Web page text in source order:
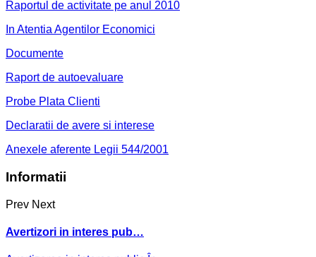
Raportul de activitate pe anul 2010
In Atentia Agentilor Economici
Documente
Raport de autoevaluare
Probe Plata Clienti
Declaratii de avere si interese
Anexele aferente Legii 544/2001
Informatii
Prev Next
Avertizori in interes pub…